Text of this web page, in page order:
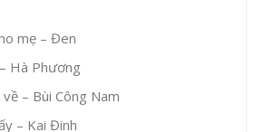
mẹ – Đen
Hà Phương
– Bùi Công Nam
– Kai Đinh